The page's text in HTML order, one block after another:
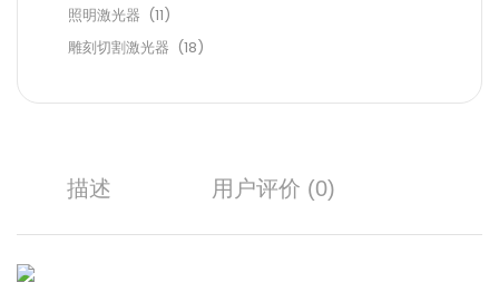
照明激光器 (11)
雕刻切割激光器 (18)
描述 用户评价 (0)